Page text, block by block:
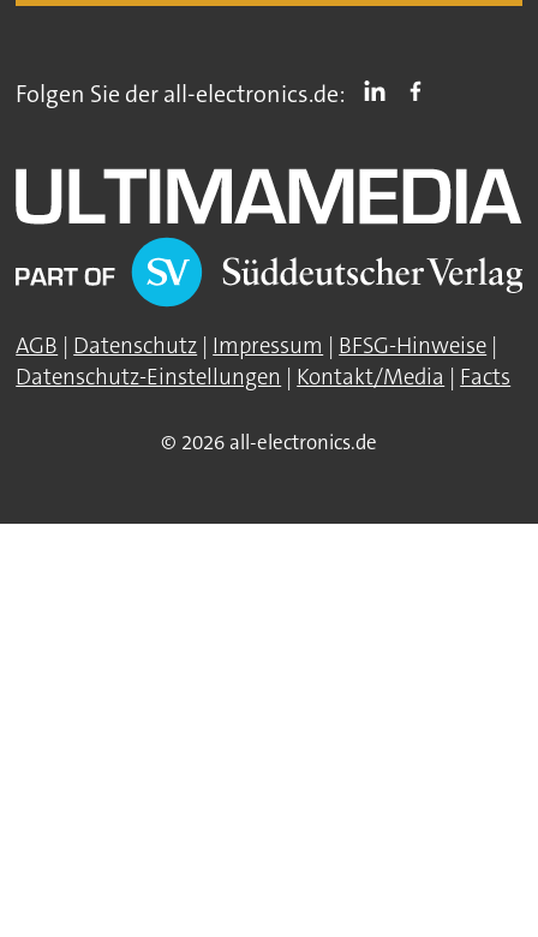
Folgen Sie der all-electronics.de:
AGB | Datenschutz | Impressum | BFSG-Hinweise |
Datenschutz-Einstellungen | Kontakt/Media | Facts
© 2026 all-electronics.de